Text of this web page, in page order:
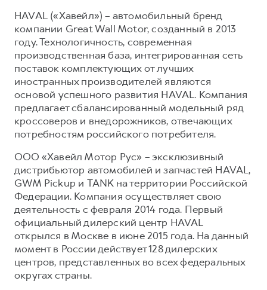
HAVAL («Хавейл») – автомобильный бренд
компании Great Wall Motor, созданный в 2013
году. Технологичность, современная
производственная база, интегрированная сеть
поставок комплектующих от лучших
иностранных производителей являются
основой успешного развития HAVAL. Компания
предлагает сбалансированный модельный ряд
кроссоверов и внедорожников, отвечающих
потребностям российского потребителя.
ООО «Хавейл Мотор Рус» – эксклюзивный
дистрибьютор автомобилей и запчастей HAVAL,
GWM Pickup и TANK на территории Российской
Федерации. Компания осуществляет свою
деятельность с февраля 2014 года. Первый
официальный дилерский центр HAVAL
открылся в Москве в июне 2015 года. На данный
момент в России действует 128 дилерских
центров, представленных во всех федеральных
округах страны.